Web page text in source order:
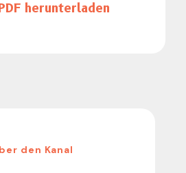
herun­ter­laden
den Kanal